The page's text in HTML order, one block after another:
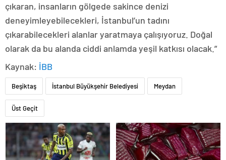
çıkaran, insanların gölgede sakince denizi
deneyimleyebilecekleri, İstanbul’un tadını
çıkarabilecekleri alanlar yaratmaya çalışıyoruz. Doğal
olarak da bu alanda ciddi anlamda yeşil katkısı olacak.”
Kaynak: İBB
Beşiktaş İstanbul Büyükşehir Belediyesi Meydan
Üst Geçit